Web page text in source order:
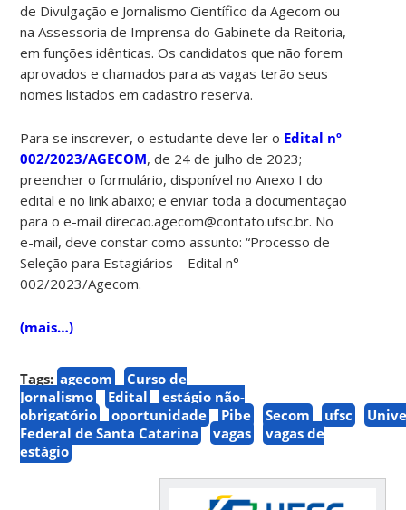
de Divulgação e Jornalismo Científico da Agecom ou
na Assessoria de Imprensa do Gabinete da Reitoria,
em funções idênticas. Os candidatos que não forem
aprovados e chamados para as vagas terão seus
nomes listados em cadastro reserva.
Para se inscrever, o estudante deve ler o Edital nº
002/2023/AGECOM, de 24 de julho de 2023;
preencher o formulário, disponível no Anexo I do
edital e no link abaixo; e enviar toda a documentação
para o e-mail direcao.agecom@contato.ufsc.br. No
e-mail, deve constar como assunto: “Processo de
Seleção para Estagiários – Edital n°
002/2023/Agecom.
(mais…)
Tags: agecom
Curso de
Jornalismo
Edital
estágio não-
obrigatório
oportunidade Pibe Secom ufsc
Federal de Santa Catarina
vagas
vagas de
estágio